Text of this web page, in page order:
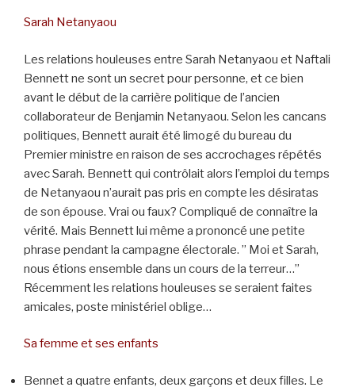
Sarah Netanyaou
Les relations houleuses entre Sarah Netanyaou et Naftali
Bennett ne sont un secret pour personne, et ce bien
avant le début de la carrière politique de l’ancien
collaborateur de Benjamin Netanyaou. Selon les cancans
politiques, Bennett aurait été limogé du bureau du
Premier ministre en raison de ses accrochages répétés
avec Sarah. Bennett qui contrôlait alors l’emploi du temps
de Netanyaou n’aurait pas pris en compte les désiratas
de son épouse. Vrai ou faux? Compliqué de connaître la
vérité. Mais Bennett lui même a prononcé une petite
phrase pendant la campagne électorale. ” Moi et Sarah,
nous étions ensemble dans un cours de la terreur…”
Récemment les relations houleuses se seraient faites
amicales, poste ministériel oblige…
Sa femme et ses enfants
Bennet a quatre enfants, deux garçons et deux filles. Le